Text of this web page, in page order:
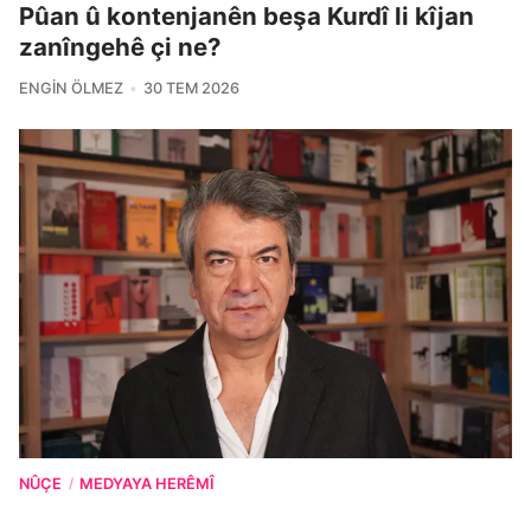
Pûan û kontenjanên beşa Kurdî li kîjan
zanîngehê çi ne?
ENGIN ÖLMEZ 30 TEM 2026
NÛÇE / MEDYAYA HERÊMÎ